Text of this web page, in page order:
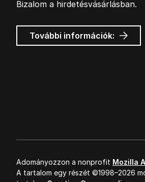
Bizalom a hirdetésvásárlásban.
További információk: Mozilla
Adományozzon a nonprofit Mozilla
A tartalom egy részét ©1998–2026